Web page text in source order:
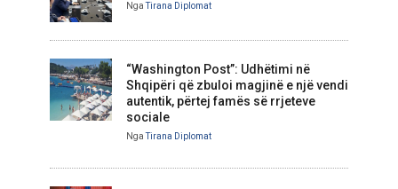
Nga Tirana Diplomat
“Washington Post”: Udhëtimi në
Shqipëri që zbuloi magjinë e një vendi
autentik, përtej famës së rrjeteve
sociale
Nga Tirana Diplomat